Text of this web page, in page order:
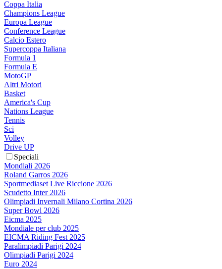
Coppa Italia
Champions League
Europa League
Conference League
Calcio Estero
Supercoppa Italiana
Formula 1
Formula E
MotoGP
Altri Motori
Basket
America's Cup
Nations League
Tennis
Sci
Volley
Drive UP
Speciali
Mondiali 2026
Roland Garros 2026
Sportmediaset Live Riccione 2026
Scudetto Inter 2026
Olimpiadi Invernali Milano Cortina 2026
Super Bowl 2026
Eicma 2025
Mondiale per club 2025
EICMA Riding Fest 2025
Paralimpiadi Parigi 2024
Olimpiadi Parigi 2024
Euro 2024